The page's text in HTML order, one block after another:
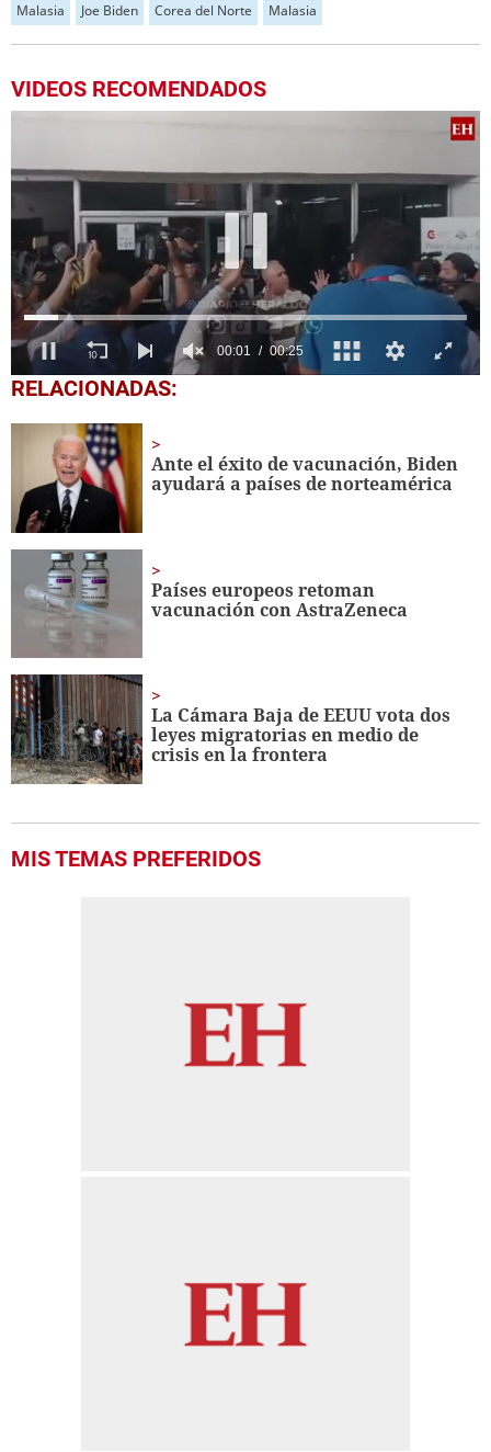
Malasia Joe Biden Corea del Norte Malasia
VIDEOS RECOMENDADOS
0
seconds
seconds
RELACIONADAS:
Ante el éxito de vacunación, Biden
ayudará a países de norteamérica
Países europeos retoman
vacunación con AstraZeneca
La Cámara Baja de EEUU vota dos
leyes migratorias en medio de
crisis en la frontera
MIS TEMAS PREFERIDOS